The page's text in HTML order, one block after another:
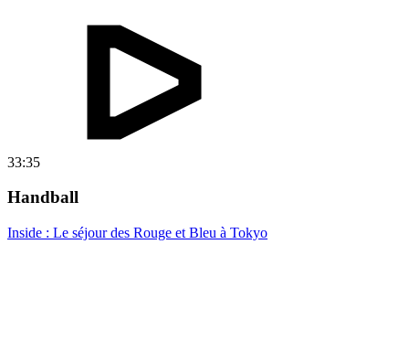
33:35
Handball
Inside : Le séjour des Rouge et Bleu à Tokyo